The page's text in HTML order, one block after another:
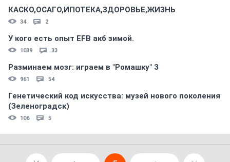
КАСКО,ОСАГО,ИПОТЕКА,ЗДОРОВЬЕ,ЖИЗНЬ
34 2
У кого есть опыт EFB акб зимой.
1039 33
Разминаем мозг: играем в "Ромашку" 3
961 54
Генетический код искусства: музей нового поколения
(Зеленоградск)
106 5